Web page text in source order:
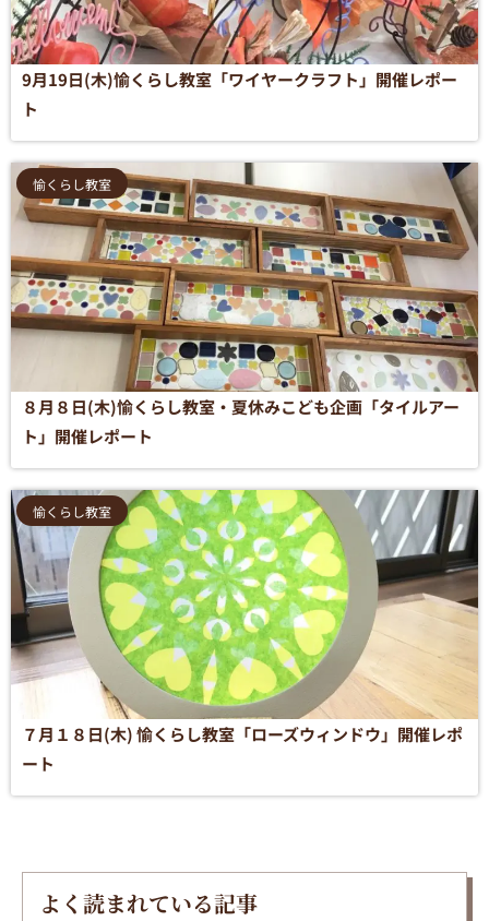
9月19日(木)愉くらし教室「ワイヤークラフト」開催レポー
ト
愉くらし教室
８月８日(木)愉くらし教室・夏休みこども企画「タイルアー
ト」開催レポート
愉くらし教室
７月１８日(木) 愉くらし教室「ローズウィンドウ」開催レポ
ート
よく読まれている記事